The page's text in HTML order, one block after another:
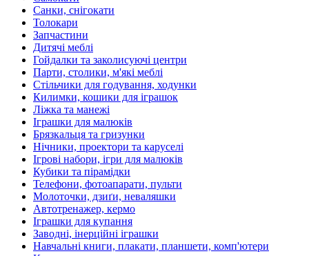
Санки, снігокати
Толокари
Запчастини
Дитячі меблі
Гойдалки та заколисуючі центри
Парти, столики, м'які меблі
Стільчики для годування, ходунки
Килимки, кошики для іграшок
Ліжка та манежі
Іграшки для малюків
Брязкальця та гризунки
Нічники, проектори та каруселі
Ігрові набори, ігри для малюків
Кубики та пірамідки
Телефони, фотоапарати, пульти
Молоточки, дзиґи, неваляшки
Автотренажер, кермо
Іграшки для купання
Заводні, інерційні іграшки
Навчальні книги, плакати, планшети, комп'ютери